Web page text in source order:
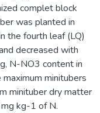
complet block
was planted in
the fourth leaf (LQ)
decreased with
N-NO3 content in
minitubers
minituber dry matter
kg-1 of N.